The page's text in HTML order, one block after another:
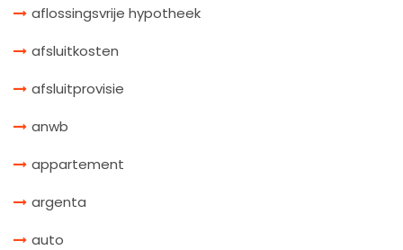
aflossingsvrije hypotheek
afsluitkosten
afsluitprovisie
anwb
appartement
argenta
auto